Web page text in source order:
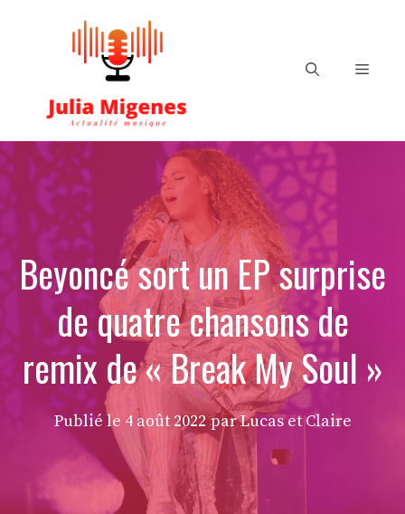
Menu
Beyoncé sort un EP surprise
de quatre chansons de
remix de « Break My Soul »
Publié le 4 août 2022 par Lucas et Claire